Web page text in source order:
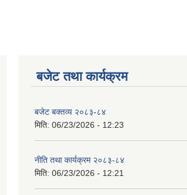
बजेट तथा कार्यक्रम
बजेट बक्तव्य २०८३-८४
मिति: 06/23/2026 - 12:23
नीति तथा कार्यक्रम २०८३-८४
मिति: 06/23/2026 - 12:21